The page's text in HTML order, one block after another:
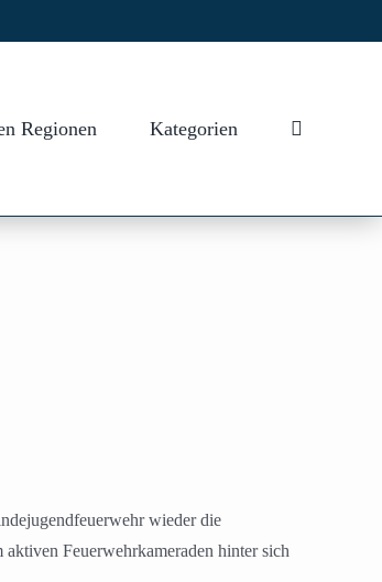
Regionen Kategorien
wieder die
Feuerwehrkameraden hinter sich